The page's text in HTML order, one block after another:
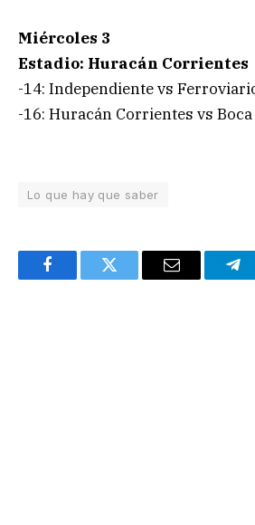
Miércoles 3
Estadio: Huracán Corrientes
-14: Independiente vs
-16: Huracán Corrientes vs
Lo que hay que saber
FacebookTwitter Email